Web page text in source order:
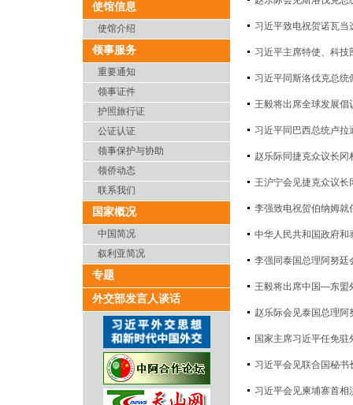
使馆信息
使馆介绍
领事服务
重要通知
领事证件
护照旅行证
公证认证
领事保护与协助
领侨动态
联系我们
国家概况
中国简况
叙利亚简况
专题
外交部发言人谈话
习近平致电祝贺诺瓦
习近平主席特使、科
习近平同斯洛伐克总统
王毅将出席全球发展倡
习近平同巴西总统卢拉
赵乐际同捷克众议长冈
王沪宁会见捷克众议长
李强致电祝贺伯纳姆就
中华人民共和国政府和
李强同泰国总理阿努廷
王毅将出席中国—东盟
赵乐际会见泰国总理阿
国家主席习近平任免驻
习近平会见联合国秘书
习近平会见柬埔寨首相